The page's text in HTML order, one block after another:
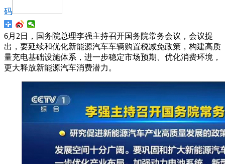
码
6月2日，国务院总理李强主持召开国务院常务会议，会议提
出，要延续和优化新能源汽车车辆购置税减免政策，构建高质
量充电基础设施体系，进一步稳定市场预期、优化消费环境，
更大释放新能源汽车消费潜力。